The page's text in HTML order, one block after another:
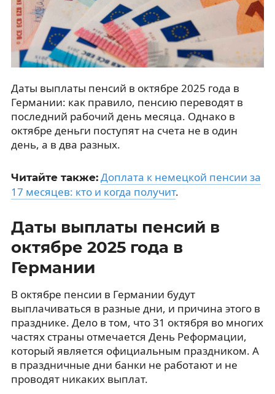
Даты выплаты пенсий в октябре 2025 года в
Германии: как правило, пенсию переводят в
последний рабочий день месяца. Однако в
октябре деньги поступят на счета не в один
день, а в два разных.
Читайте также: Доплата к немецкой пенсии за
17 месяцев: кто и когда получит.
Даты выплаты пенсий в
октябре 2025 года в
Германии
В октябре пенсии в Германии будут
выплачиваться в разные дни, и причина этого в
празднике. Дело в том, что 31 октября во многих
частях страны отмечается День Реформации,
который является официальным праздником. А
в праздничные дни банки не работают и не
проводят никаких выплат.